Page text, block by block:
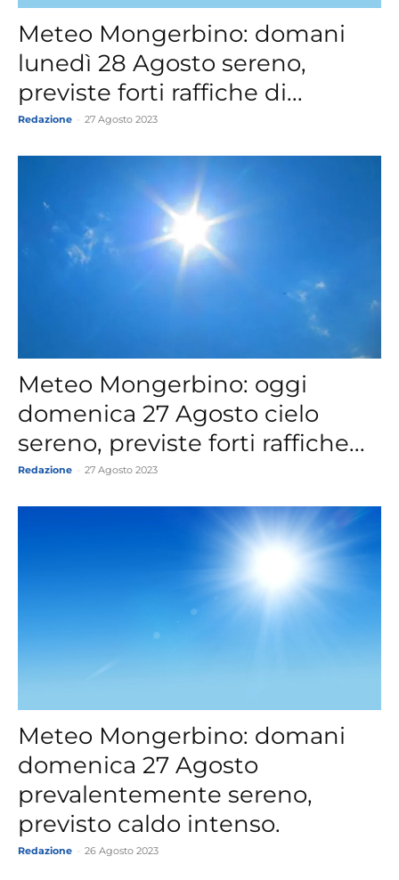
Meteo Mongerbino: domani
lunedì 28 Agosto sereno,
previste forti raffiche di...
Redazione 27 Agosto 2023
Meteo Mongerbino: oggi
domenica 27 Agosto cielo
sereno, previste forti raffiche...
Redazione 27 Agosto 2023
Meteo Mongerbino: domani
domenica 27 Agosto
prevalentemente sereno,
previsto caldo intenso.
Redazione 26 Agosto 2023